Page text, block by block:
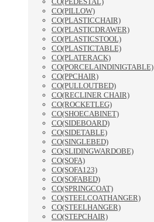
CO(PILLOW)
CO(PLASTICCHAIR)
CO(PLASTICDRAWER)
CO(PLASTICSTOOL)
CO(PLASTICTABLE)
CO(PLATERACK)
CO(PORCELAINDINIGTABLE)
CO(PPCHAIR)
CO(PULLOUTBED)
CO(RECLINER CHAIR)
CO(ROCKETLEG)
CO(SHOECABINET)
CO(SIDEBOARD)
CO(SIDETABLE)
CO(SINGLEBED)
CO(SLIDINGWARDOBE)
CO(SOFA)
CO(SOFA123)
CO(SOFABED)
CO(SPRINGCOAT)
CO(STEELCOATHANGER)
CO(STEELHANGER)
CO(STEPCHAIR)